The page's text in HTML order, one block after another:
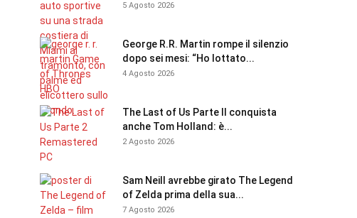
5 Agosto 2026
George R.R. Martin rompe il silenzio
dopo sei mesi: “Ho lottato...
4 Agosto 2026
The Last of Us Parte II conquista
anche Tom Holland: è...
2 Agosto 2026
Sam Neill avrebbe girato The Legend
of Zelda prima della sua...
7 Agosto 2026